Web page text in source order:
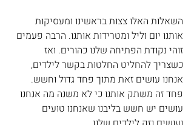
השאלות האלו צצות בראשינו ומעסיקות
אותנו יום וליל ומטרידות אותנו. הרבה פעמים
זוהי נקודת הפתיחה שלנו כהורים. ואז
כשצריך להחליט החלטות בקשר לילדים,
אנחנו עושים זאת מתוך פחד גדול וחשש.
פחד זה משתק אותנו כי לא משנה מה אנחנו
עושים יש חשש בליבנו שאנחנו טועים